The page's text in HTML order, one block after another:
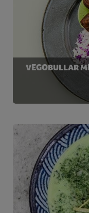
VEGOBULLAR